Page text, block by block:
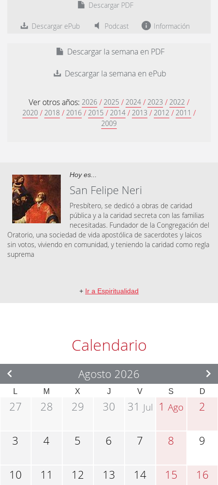
Descargar PDF
Descargar ePub Podcast Información
Descargar la semana en PDF
Descargar la semana en ePub
Ver otros años: 2026 / 2025 / 2024 / 2023 / 2022 /
2020 / 2018 / 2016 / 2015 / 2014 / 2013 / 2012 / 2011 /
2009
Hoy es...
San Felipe Neri
Presbítero, se dedicó a obras de caridad
pública y a la caridad secreta con las familias
necesitadas. Fundador de la Congregación del
Oratorio, una sociedad de vida apostólica de sacerdotes y laicos
sin votos, viviendo en comunidad, y teniendo la caridad como regla
suprema
+ Ir a Espiritualidad
Calendario
Agosto 2026
L M X J V S D
27 28 29 30 31 Jul 1Ago 2
3 4 5 6 7 8 9
10 11 12 13 14 15 16